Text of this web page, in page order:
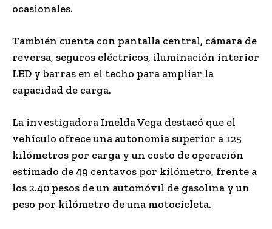
ocasionales.
También cuenta con pantalla central, cámara de
reversa, seguros eléctricos, iluminación interior
LED y barras en el techo para ampliar la
capacidad de carga.
La investigadora Imelda Vega destacó que el
vehículo ofrece una autonomía superior a 125
kilómetros por carga y un costo de operación
estimado de 49 centavos por kilómetro, frente a
los 2.40 pesos de un automóvil de gasolina y un
peso por kilómetro de una motocicleta.